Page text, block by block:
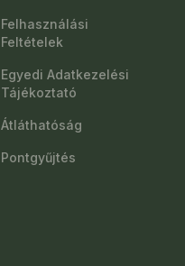
Felhasználási
Feltételek
Egyedi Adatkezelési
Tájékoztató
Átláthatóság
Pontgyűjtés